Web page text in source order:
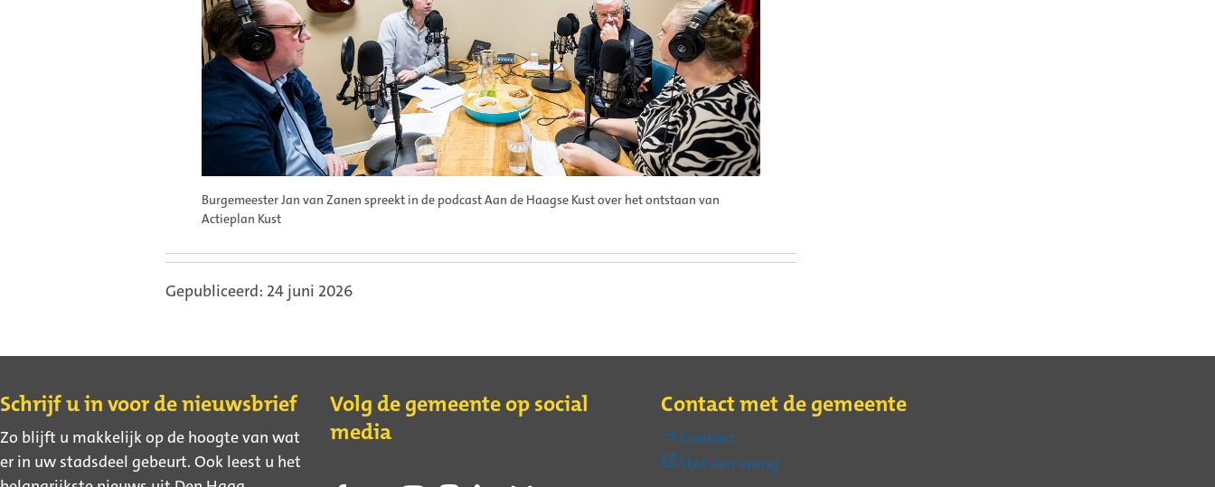
Burgemeester Jan van Zanen spreekt in de podcast Aan de Haagse Kust over het ontstaan van
Actieplan Kust
Gepubliceerd: 24 juni 2026
Contact
Schrijf u in voor de nieuwsbrief
Zo blijft u makkelijk op de hoogte van wat
er in uw stadsdeel gebeurt. Ook leest u het
Volg de gemeente op social
media
Contact met de gemeente
Contact
Stel een vraag(Externe